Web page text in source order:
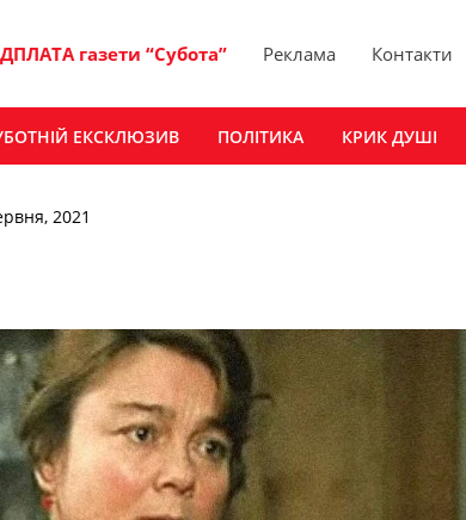
газети “Субота” Реклама Контакти
ЕКСКЛЮЗИВ ПОЛІТИКА КРИК ДУШІ
2021